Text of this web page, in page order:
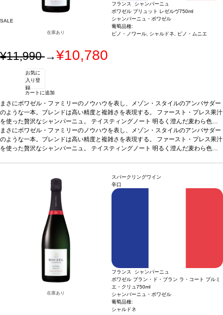
SALE
在庫あり
フランス シャンパーニュ
ボワゼル ブリュット レゼルヴ750ml
シャンパーニュ・ボワゼル
葡萄品種:
ピノ・ノワール, シャルドネ, ピノ・ムニエ
¥11,990→¥10,780
お気に
入り登
録
カートに追加
まさにボワゼル・ファミリーのノウハウを表し、メゾン・スタイルのアンバサダー
のような一本。ブレンドは高い精度と複雑さを表現する。 ファースト・プレス果汁
を使った贅沢なシャンパーニュ。 テイスティングノート 明るく澄んだ麦わら色
で、素晴らしく繊細で軽やかな渦を巻いた泡が立ち上る。ノーズは表情豊かでフレ
ッシュ、白い花（サンザシ）のアロマを最初に感じ、白桃、アプリコット、柑橘
類、ペイストリーのニュアンスなど、見事な果実味のエレガントさが続く。魅惑的
アペリティフに最適、また魚介類や焼き魚などと良く合う。
40% ピノ・ノワール、35% シャルドネ、25% ピノ・ムニエ
まさにボワゼル・ファミリーのノウハウを表し、メゾン・スタイルのアンバサダー
のような一本。ブレンドは高い精度と複雑さを表現する。 ファースト・プレス果汁
を使った贅沢なシャンパーニュ。 テイスティングノート 明るく澄んだ麦わら色
類、ペイストリーのニュアンスなど、見事な果実味のエレガントさが続く。魅惑的
なテクスチャーの味わいは、フレッシュでしなやか、バランスが取れていて、凝縮
した洋梨の砂糖漬け、アカシア、ハチミツの含みへと展開する。後味はリッチで長
合う料理アペリティフに最適、また魚介類や焼き魚などと良く合う。
40% ピノ・ノワール、35% シャルドネ、25% ピノ・ムニエ
在庫あり
スパークリングワイン
辛口
フランス シャンパーニュ
ボワゼル ブラン・ド・ブラン ラ・コート プルミ
エ・クリュ 750ml
シャンパーニュ・ボワゼル
葡萄品種:
シャルドネ